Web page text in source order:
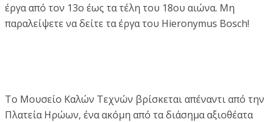
έργα από τον 13ο έως τα τέλη του 18ου αιώνα. Μη
παραλείψετε να δείτε τα έργα του Hieronymus Bosch!
Το Μουσείο Καλών Τεχνών βρίσκεται απέναντι από την
Πλατεία Ηρώων, ένα ακόμη από τα διάσημα αξιοθέατα